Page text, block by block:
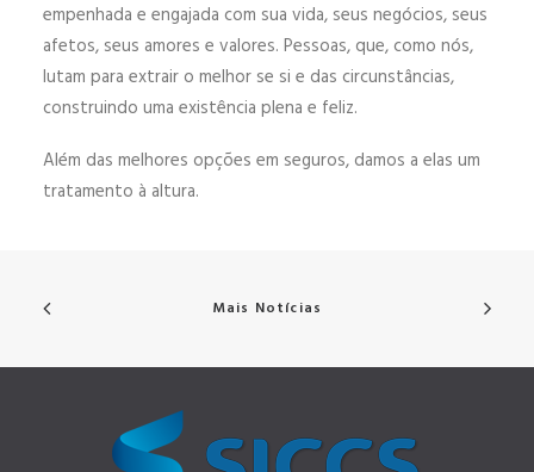
empenhada e engajada com sua vida, seus negócios, seus
afetos, seus amores e valores. Pessoas, que, como nós,
lutam para extrair o melhor se si e das circunstâncias,
construindo uma existência plena e feliz.
Além das melhores opções em seguros, damos a elas um
tratamento à altura.
Mais Notícias